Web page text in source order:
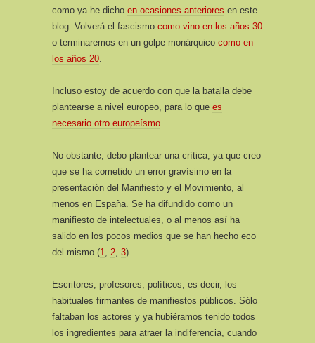
como ya he dicho en ocasiones anteriores en este
blog. Volverá el fascismo como vino en los años 30
o terminaremos en un golpe monárquico como en
los años 20.
Incluso estoy de acuerdo con que la batalla debe
plantearse a nivel europeo, para lo que es
necesario otro europeísmo.
No obstante, debo plantear una crítica, ya que creo
que se ha cometido un error gravísimo en la
presentación del Manifiesto y el Movimiento, al
menos en España. Se ha difundido como un
manifiesto de intelectuales, o al menos así ha
salido en los pocos medios que se han hecho eco
del mismo (1, 2, 3)
Escritores, profesores, políticos, es decir, los
habituales firmantes de manifiestos públicos. Sólo
faltaban los actores y ya hubiéramos tenido todos
los ingredientes para atraer la indiferencia, cuando